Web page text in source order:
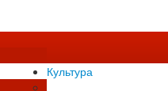
Культура